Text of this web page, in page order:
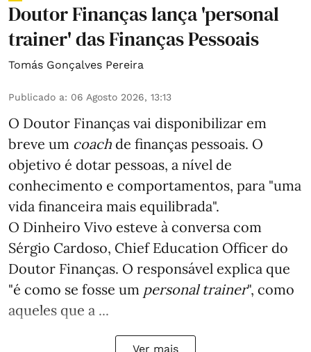
Doutor Finanças lança 'personal
trainer' das Finanças Pessoais
Tomás Gonçalves Pereira
Publicado a: 06 Agosto 2026, 13:13
O Doutor Finanças vai disponibilizar em
breve um coach de finanças pessoais. O
objetivo é dotar pessoas, a nível de
conhecimento e comportamentos, para "uma
vida financeira mais equilibrada".
O Dinheiro Vivo esteve à conversa com
Sérgio Cardoso, Chief Education Officer do
Doutor Finanças. O responsável explica que
"é como se fosse um personal trainer", como
aqueles que a ...
Ver mais